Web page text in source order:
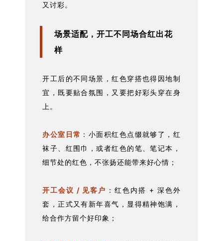
又讨彩。
场景适配，开工不同场合红出花
样
开工后的不同场景，红色穿搭也得因地制
宜，既要贴合氛围，又要把好彩头穿在身
上。
办公室日常 ：小面积红色点缀就够了，红
袜子、红围巾，或者红色的笔、笔记本，
细节处的红色，不张扬还能带来好心情；
开工会议 / 见客户 ：红色内搭 + 深色外
套，正式又有新年喜气，显得精神饱满，
给合作方留个好印象；